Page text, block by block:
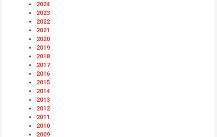
2024
2023
2022
2021
2020
2019
2018
2017
2016
2015
2014
2013
2012
2011
2010
2009